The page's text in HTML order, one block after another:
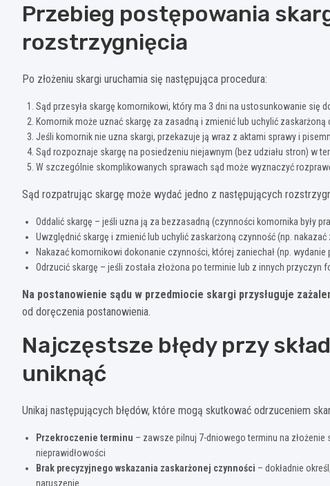
Przebieg postępowania
rozstrzygnięcia
Po złożeniu skargi uruchamia się następująca procedura:
Sąd przesyła skargę komornikowi, który ma 3 dni na ustosunkowanie się
Komornik może uznać skargę za zasadną i zmienić lub uchylić
Jeśli komornik nie uzna skargi, przekazuje ją wraz z aktami sprawy i
Sąd rozpoznaje skargę na posiedzeniu niejawnym (bez udziału stron) w
W szczególnie skomplikowanych sprawach sąd może wyznaczyć
Sąd rozpatrując skargę może wydać jedno z następujących
Oddalić skargę – jeśli uzna ją za bezzasadną (czynności komornika były
Uwzględnić skargę i zmienić lub uchylić zaskarżoną czynność (np.
Nakazać komornikowi dokonanie czynności, której zaniechał (np.
Odrzucić skargę – jeśli została złożona po terminie lub z innych przyczyn
Na postanowienie sądu w przedmiocie skargi przysługuje
od doręczenia postanowienia.
Najczęstsze błędy przy
uniknąć
Unikaj następujących błędów, które mogą skutkować odrzuceniem
Przekroczenie terminu – zawsze pilnuj 7-dniowego terminu na
nieprawidłowości
Brak precyzyjnego wskazania zaskarżonej czynności – dokładnie
naruszenie